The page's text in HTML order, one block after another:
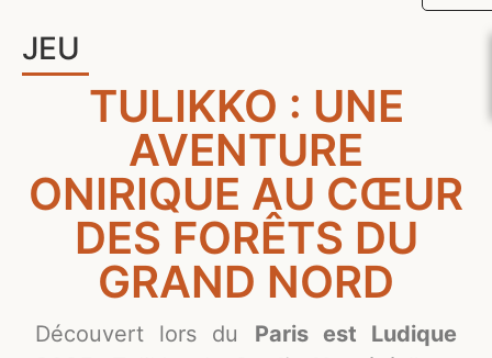
JEU
TULIKKO : UNE
AVENTURE
ONIRIQUE AU CŒUR
DES FORÊTS DU
GRAND NORD
Découvert lors du Paris est Ludique